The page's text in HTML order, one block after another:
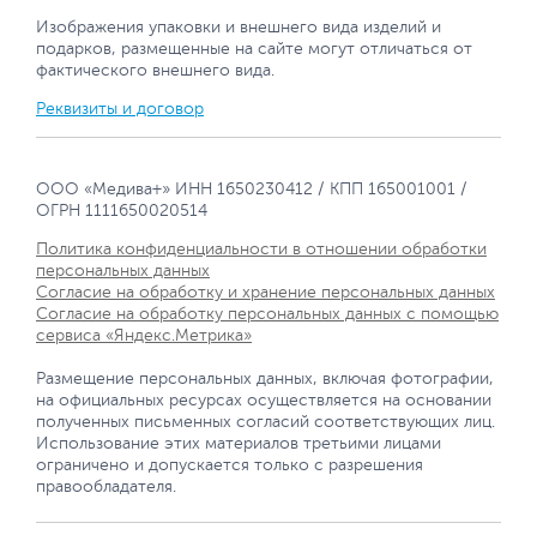
Изображения упаковки и внешнего вида изделий и
подарков, размещенные на сайте могут отличаться от
фактического внешнего вида.
Реквизиты и договор
ООО «Медива+» ИНН 1650230412 / КПП 165001001 /
ОГРН 1111650020514
Политика конфиденциальности в отношении обработки
персональных данных
Согласие на обработку и хранение персональных данных
Согласие на обработку персональных данных с помощью
сервиса «Яндекс.Метрика»
Размещение персональных данных, включая фотографии,
на официальных ресурсах осуществляется на основании
полученных письменных согласий соответствующих лиц.
Использование этих материалов третьими лицами
ограничено и допускается только с разрешения
правообладателя.